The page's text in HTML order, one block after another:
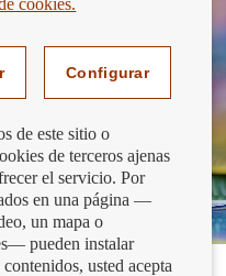
Configurar
de este sitio o
de terceros ajenas
el servicio. Por
en una página —
un mapa o
pueden instalar
usted acepta